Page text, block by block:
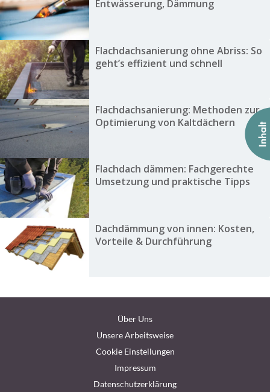
Entwässerung, Dämmung
Flachdachsanierung ohne Abriss: So
geht’s effizient und schnell
Flachdachsanierung: Methoden zur
Optimierung von Kaltdächern
Flachdach dämmen: Fachgerechte
Umsetzung und praktische Tipps
Dachdämmung von innen: Kosten,
Vorteile & Durchführung
Über Uns
Unsere Arbeitsweise
Cookie Einstellungen
Impressum
Datenschutzerklärung